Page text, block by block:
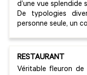
d’une vue splendide
De typologies
personne seule, un
RESTAURANT
Véritable fleuron de